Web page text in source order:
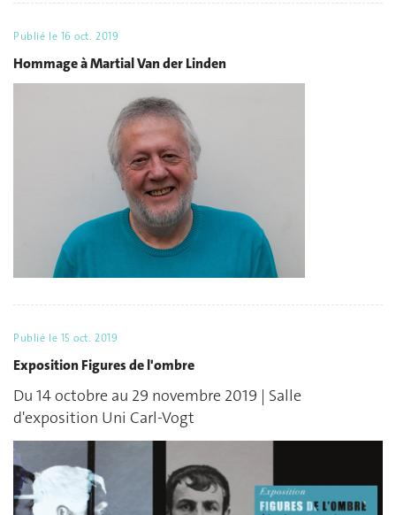
Publié le 16 oct. 2019
Hommage à Martial Van der Linden
Publié le 15 oct. 2019
Exposition Figures de l'ombre
Du 14 octobre au 29 novembre 2019 | Salle
d'exposition Uni Carl-Vogt